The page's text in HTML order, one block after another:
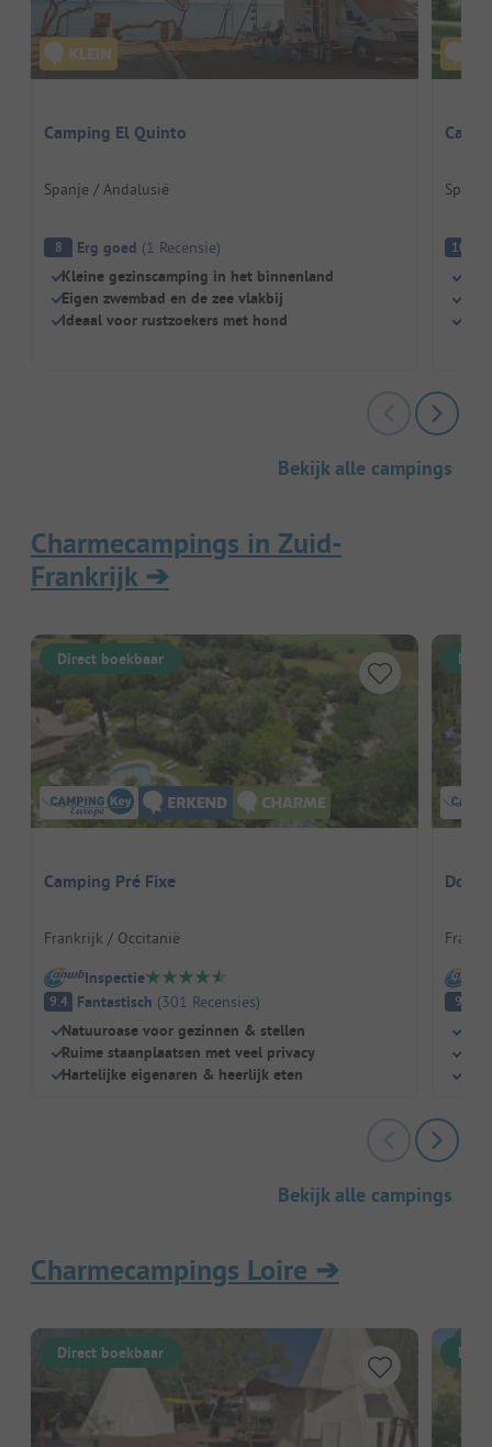
Camping El Quinto
Spanje / Andalusië
8 Erg goed (1 Recensie)
Kleine gezinscamping in het binnenland
Eigen zwembad en de zee vlakbij
Ideaal voor rustzoekers met hond
10
Bekijk alle campings
Charmecampings in Zuid-
Frankrijk➔
Direct boekbaar
Camping Pré Fixe
Frankrijk / Occitanië
Inspectie
9.4 Fantastisch (301 Recensies)
Natuuroase voor gezinnen & stellen
Ruime staanplaatsen met veel privacy
Hartelijke eigenaren & heerlijk eten
9
Bekijk alle campings
Charmecampings Loire ➔
Direct boekbaar